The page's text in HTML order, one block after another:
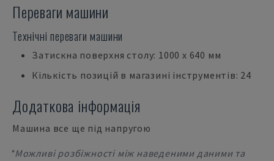
Переваги машини
Технічні переваги машини
Затискна поверхня столу: 1000 x 640 мм
Кількість позицій в магазині інструментів: 24
Додаткова інформація
Машина все ще під напругою
*Можливі розбіжності між наведеними даними та